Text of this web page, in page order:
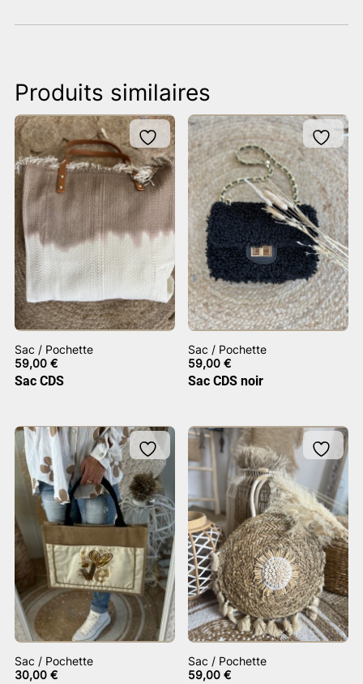
Produits similaires
Sac / Pochette
59,00 €
Sac CDS
Sac / Pochette
59,00€
Sac CDS noir
Sac / Pochette
30,00 €
Sac / Pochette
59,00€